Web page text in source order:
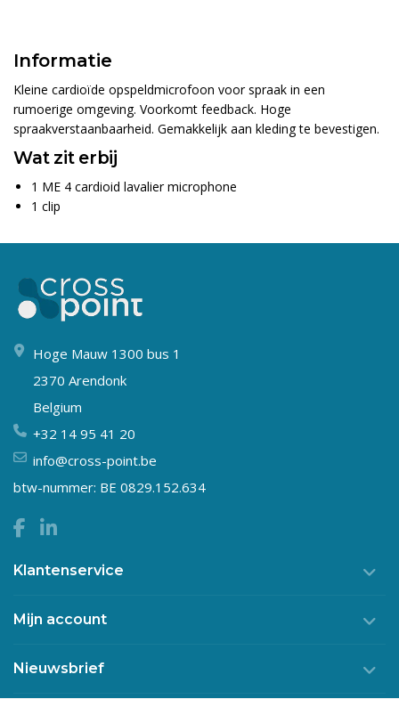
Informatie
Kleine cardioïde opspeldmicrofoon voor spraak in een
rumoerige omgeving. Voorkomt feedback. Hoge
spraakverstaanbaarheid. Gemakkelijk aan kleding te bevestigen.
Wat zit erbij
1 ME 4 cardioid lavalier microphone
1 clip
Hoge Mauw 1300 bus 1
2370 Arendonk
Belgium
+32 14 95 41 20
info@cross-point.be
btw-nummer: BE 0829.152.634
Klantenservice
Mijn account
Nieuwsbrief